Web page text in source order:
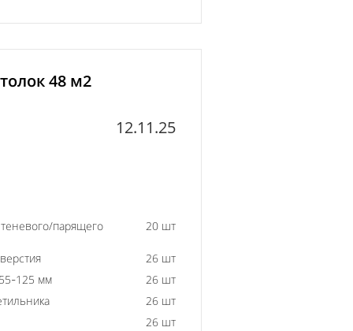
48 м2
12.11.25
парящего 20 шт
26 шт
125 мм
26 шт
26 шт
26 шт